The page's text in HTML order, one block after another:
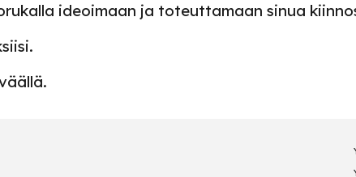
ideoimaan ja toteuttamaan sinua